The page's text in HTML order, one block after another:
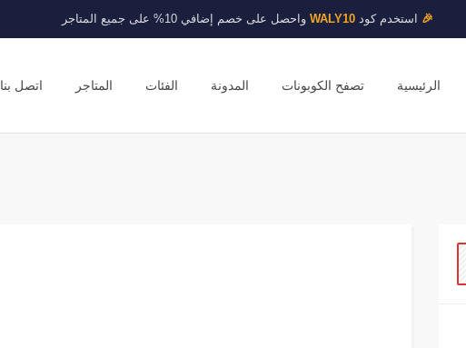
🎉 استخدم كودWALY10 واحصل على خصم إضافي 10% على جميع المتاجر
الرئيسية تصفح الكوبونات المدونة الفئات المتاجر اتصل بنا